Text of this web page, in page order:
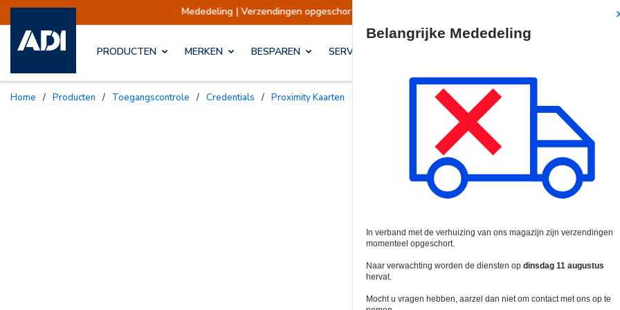
Mededeling | Verzendingen opgeschort Verzendingen worden op dinsdag 11 augustus hervat.
PRODUCTEN MERKEN BESPAREN SERVICES & OPLOSSINGEN
Home / Producten / Toegangscontrole / Credentials / Proximity Kaarten